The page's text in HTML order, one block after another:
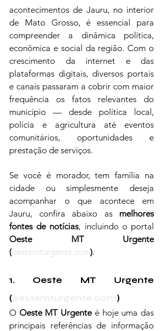
acontecimentos de Jauru, no interior
de Mato Grosso, é essencial para
compreender a dinâmica política,
econômica e social da região. Com o
crescimento da internet e das
plataformas digitais, diversos portais
e canais passaram a cobrir com maior
frequência os fatos relevantes do
município — desde política local,
polícia e agricultura até eventos
comunitários, oportunidades e
prestação de serviços.
Se você é morador, tem família na
cidade ou simplesmente deseja
acompanhar o que acontece em
Jauru, confira abaixo as melhores
fontes de notícias
Oeste MT Urgente
(oestemturgente.com ).
1. Oeste MT Urgente
(
)
O Oeste MT Urgente é hoje uma das
principais referências de informação